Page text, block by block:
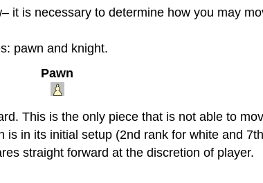
it is necessary to determine how you may
pawn and knight.
Pawn
This is the only piece that is not able to
is in its initial setup (2nd rank for white and
straight forward at the discretion of player.